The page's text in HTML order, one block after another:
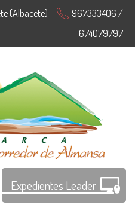
(Albacete)
967333406 /
674079797
Expedientes Leader